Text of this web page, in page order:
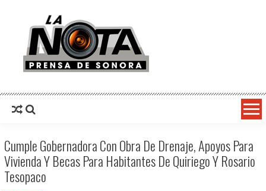
La Nota Prensa De Sonora
Cumple Gobernadora Con Obra De Drenaje, Apoyos Para
Vivienda Y Becas Para Habitantes De Quiriego Y Rosario
Tesopaco